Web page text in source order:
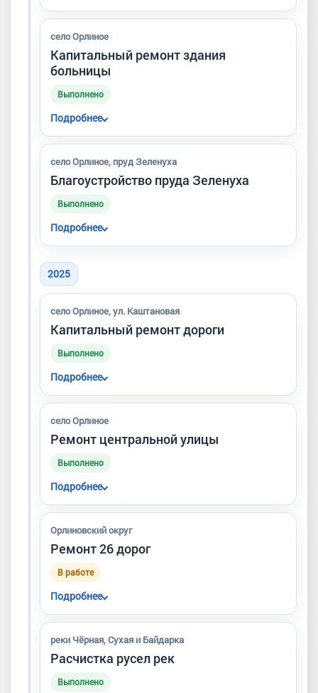
Выполнен капитальный ремонт дома
культуры в селе Гончарное.
село Орлиное
Капитальный ремонт здания
больницы
Выполнено
Подробнее
В Орлином выполнен капитальный ремонт
здания больницы — ключевого объекта
здравоохранения Байдарской долины.
село Орлиное, пруд Зеленуха
Благоустройство пруда Зеленуха
Выполнено
Подробнее
территории у пруда Зеленуха.
2025
село Орлиное, ул. Каштановая
Капитальный ремонт дороги
Выполнено
Подробнее
Отремонтировано около 380 метров
дорожного покрытия.
село Орлиное
Ремонт центральной улицы
Выполнено
Подробнее
Заменены асфальт и бордюры,
отремонтированы тротуары, отсыпаны
обочины, обустроены заездные карманы для
общественного транспорта.
Орлиновский округ
Ремонт 26 дорог
В работе
Подробнее
Работы проводятся по национальному
проекту «Инфраструктура для жизни».
реки Чёрная, Сухая и Байдарка
Расчистка русел рек
Выполнено